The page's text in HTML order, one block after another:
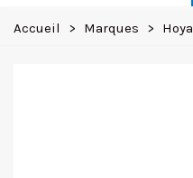
Accueil > Marques > Hoya